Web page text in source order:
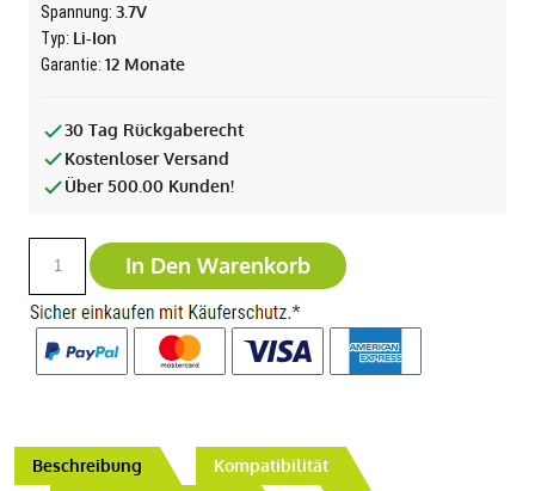
Spannung: 3.7V
Typ: Li-Ion
Garantie: 12 Monate
30 Tag Rückgaberecht
Kostenloser Versand
Über 500.00 Kunden!
In Den Warenkorb
Beschreibung
Kompatibilität